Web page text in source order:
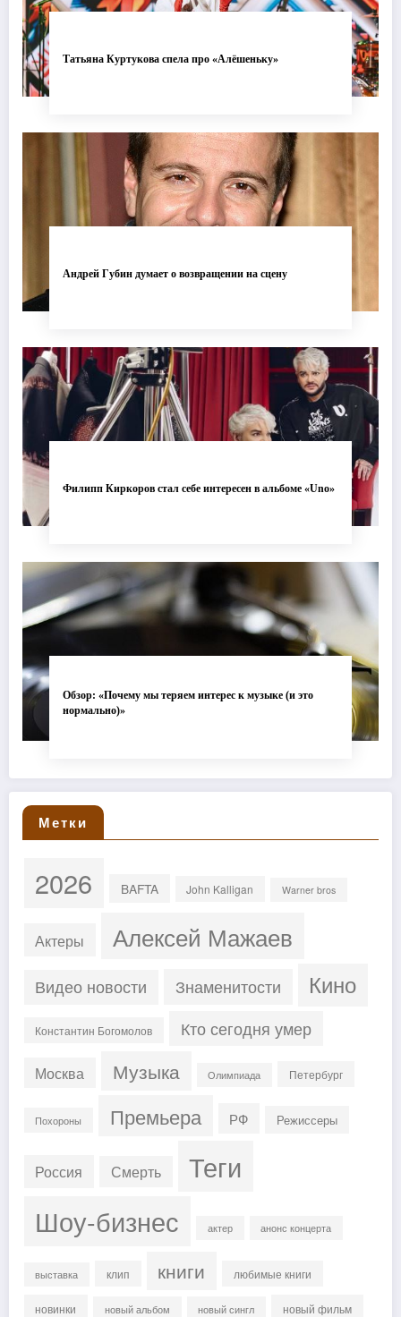
Татьяна Куртукова спела про «Алёшеньку»
Андрей Губин думает о возвращении на сцену
Филипп Киркоров стал себе интересен в альбоме «Uno»
Обзор: «Почему мы теряем интерес к музыке (и это
нормально)»
Метки
2026 BAFTA John Kalligan Warner bros
Актеры Алексей Мажаев
Видео новости Знаменитости Кино
Константин Богомолов Кто сегодня умер
Москва Музыка Олимпиада Петербург
Похороны Премьера РФ Режиссеры
Россия Смерть Теги
Шоу-бизнес актер анонс концерта
выставка клип книги любимые книги
новинки новый альбом новый сингл новый фильм